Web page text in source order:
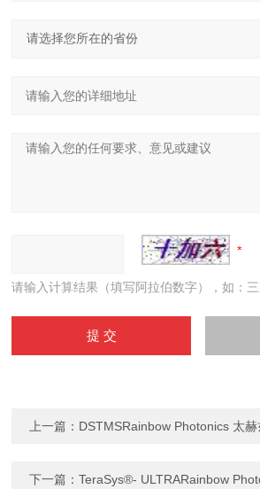
请输入计算结果（填写阿拉伯数字），如：
上一篇： DSTMSRainbow Photonics 太赫
下一篇：TeraSys®- ULTRARainbow